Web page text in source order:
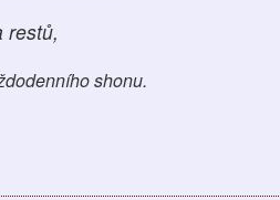
restů,
shonu.